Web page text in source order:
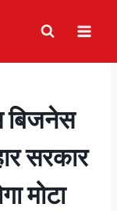
सरकार
मोटा